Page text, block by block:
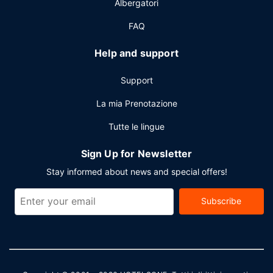
Albergatori
FAQ
Help and support
Support
La mia Prenotazione
Tutte le lingue
Sign Up for Newsletter
Stay informed about news and special offers!
Subscribe